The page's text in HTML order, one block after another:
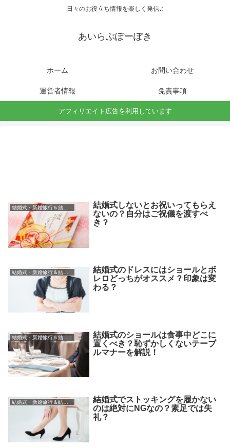
日々のお役立ち情報を楽しく発信♫
あいらぶぽーぽき
ホーム お問い合わせ
運営者情報 免責事項
アフィリエイト広告を利用しています
結婚式しないとお祝いってもらえ
ないの？自分はご祝儀を渡すべ
き？
結婚式・新婚旅行＆結婚祝い
結婚式のドレスにはショールとボ
レロどっちがオススメ？印象は変
わる？
結婚式・新婚旅行＆結婚祝い
結婚式のショールは食事中どこに
置くべき？恥ずかしくないテーブ
ルマナーを解説！
結婚式・新婚旅行＆結婚祝い
結婚式でストッキングを履かない
のは絶対にNGなの？素足では失
礼？